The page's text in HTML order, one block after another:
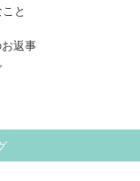
と
返事